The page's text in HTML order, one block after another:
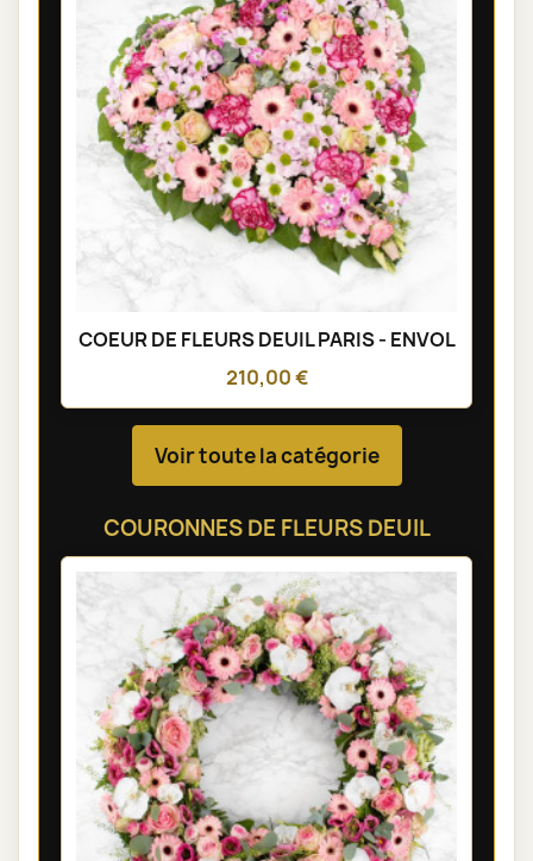
COEUR DE FLEURS DEUIL PARIS - ENVOL
210,00 €
Voir toute la catégorie
COURONNES DE FLEURS DEUIL